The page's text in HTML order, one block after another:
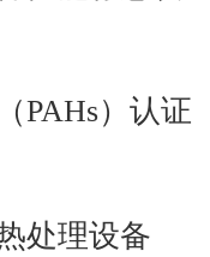
PAHs）认证
处理设备